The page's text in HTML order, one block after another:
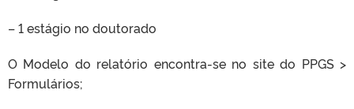
– 1 estágio no doutorado
O Modelo do relatório encontra-se no site do PPGS >
Formulários;